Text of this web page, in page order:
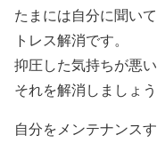
たまには自分に聞い
トレス解消です。
抑圧した気持ちが悪
それを解消しましょう
自分をメンテナンスす